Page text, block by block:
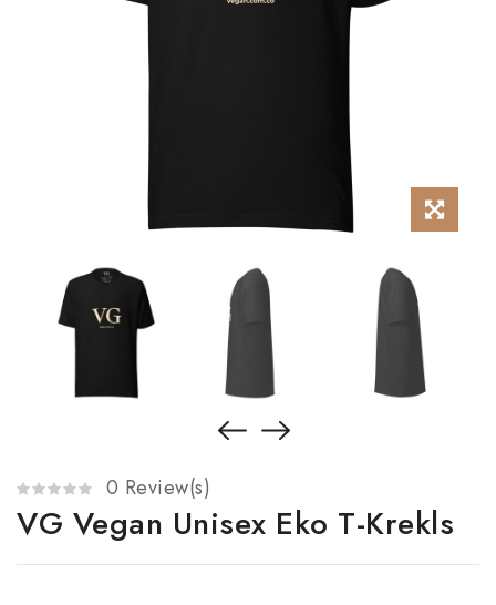
0 Review(s)
VG Vegan Unisex Eko T-Krekls